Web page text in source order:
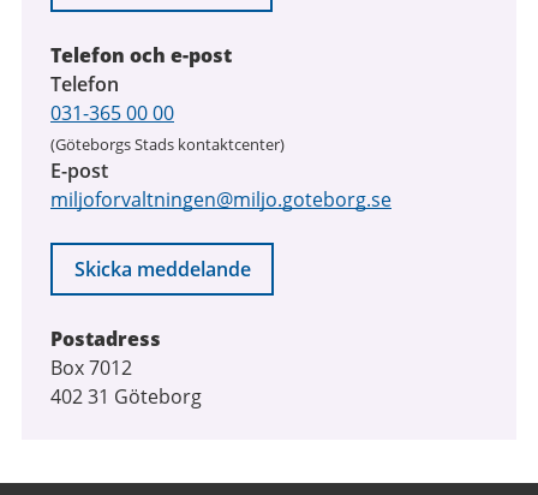
Telefon och e-post
Telefon
031-365 00 00
(Göteborgs Stads kontaktcenter)
E-post
miljoforvaltningen@miljo.goteborg.se
Skicka meddelande
Postadress
Box 7012
402 31 Göteborg